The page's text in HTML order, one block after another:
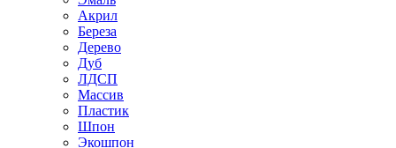
Акрил
Береза
Дерево
Дуб
ЛДСП
Массив
Пластик
Шпон
Экошпон